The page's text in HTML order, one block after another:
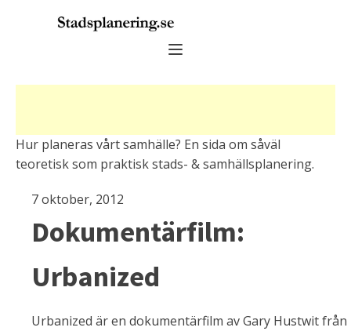
Hur planeras vårt samhälle? En sida om såväl
teoretisk som praktisk stads- & samhällsplanering.
7 oktober, 2012
Dokumentärfilm:
Urbanized
Urbanized är en dokumentärfilm av Gary Hustwit från